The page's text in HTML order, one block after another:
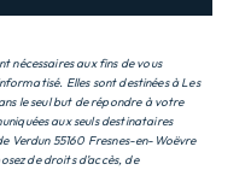
nécessaires aux fins de vous
Elles sont destinées à Les
le seul but de répondre à votre
aux seuls destinataires
Verdun 55160 Fresnes-en-Woëvre
de droits d’accès, de